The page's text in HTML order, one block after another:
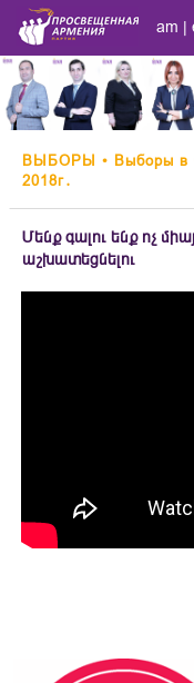
am |
ВЫБОРЫ • Выборы в
2018г․
Մենք գալու ենք ոչ
աշխատեցնելու